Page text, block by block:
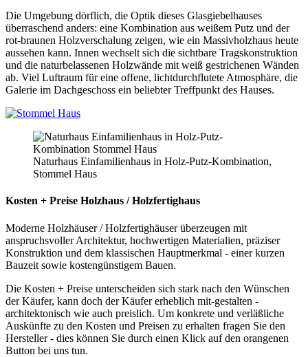
Die Umgebung dörflich, die Optik dieses Glasgiebelhauses
überraschend anders: eine Kombination aus weißem Putz und der
rot-braunen Holzverschalung zeigen, wie ein Massivholzhaus heute
aussehen kann. Innen wechselt sich die sichtbare Tragskonstruktion
und die naturbelassenen Holzwände mit weiß gestrichenen Wänden
ab. Viel Luftraum für eine offene, lichtdurchflutete Atmosphäre, die
Galerie im Dachgeschoss ein beliebter Treffpunkt des Hauses.
Naturhaus Einfamilienhaus in Holz-Putz-Kombination,
Stommel Haus
Kosten + Preise Holzhaus / Holzfertighaus
Moderne Holzhäuser / Holzfertighäuser überzeugen mit
anspruchsvoller Architektur, hochwertigen Materialien, präziser
Konstruktion und dem klassischen Hauptmerkmal - einer kurzen
Bauzeit sowie kostengünstigem Bauen.
Die Kosten + Preise unterscheiden sich stark nach den Wünschen
der Käufer, kann doch der Käufer erheblich mit-gestalten -
architektonisch wie auch preislich. Um konkrete und verläßliche
Auskünfte zu den Kosten und Preisen zu erhalten fragen Sie den
Hersteller - dies können Sie durch einen Klick auf den orangenen
Button bei uns tun.